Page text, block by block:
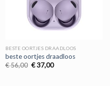
BESTE OORTJES DRAADLOOS
beste oortjes draadloos
€56,00 Oorspronkelijke
€37,00Huidige